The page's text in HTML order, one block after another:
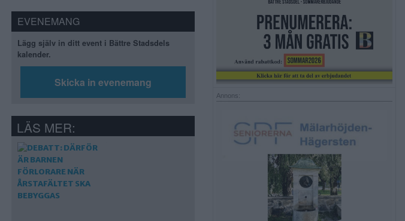
EVENEMANG
Lägg själv in ditt event i Bättre Stadsdels
kalender.
Skicka in evenemang
LÄS MER:
Annons: